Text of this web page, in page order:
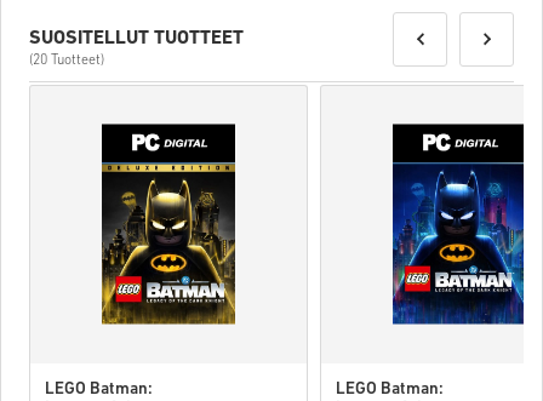
SUOSITELLUT TUOTTEET
(20 Tuotteet)
LEGO Batman:
LEGO Batman: